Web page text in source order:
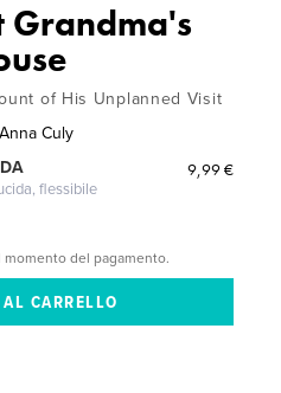
Grandma's
of His Unplanned Visit
Culy
flessibile
9,99 €
momento del pagamento.